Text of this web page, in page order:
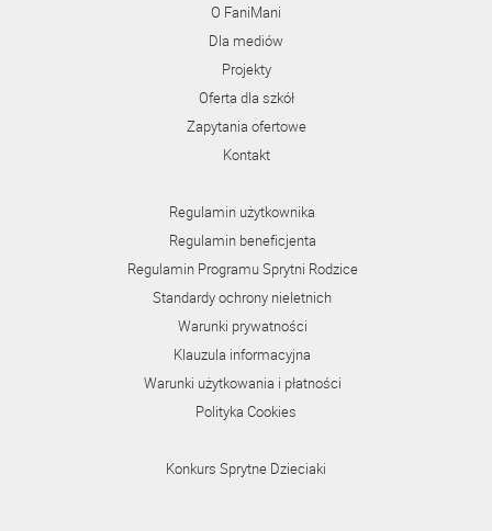
O FaniMani
Dla mediów
Projekty
Oferta dla szkół
Zapytania ofertowe
Kontakt
Regulamin użytkownika
Regulamin beneficjenta
Regulamin Programu Sprytni Rodzice
Standardy ochrony nieletnich
Warunki prywatności
Klauzula informacyjna
Warunki użytkowania i płatności
Polityka Cookies
Konkurs Sprytne Dzieciaki